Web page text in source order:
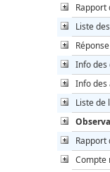
Rapport
Liste
Info des
Info des
Liste de
Rapport
Compte